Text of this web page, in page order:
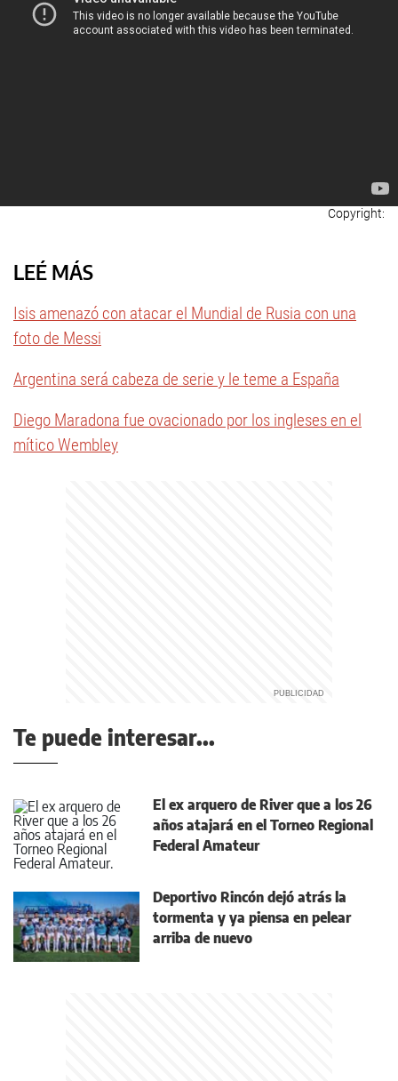
LEÉ MÁS
Isis amenazó con atacar el Mundial de Rusia con una
foto de Messi
Argentina será cabeza de serie y le teme a España
Diego Maradona fue ovacionado por los ingleses en el
mítico Wembley
Te puede interesar...
El ex arquero de River que a los 26
años atajará en el Torneo Regional
Federal Amateur
Deportivo Rincón dejó atrás la
tormenta y ya piensa en pelear
arriba de nuevo